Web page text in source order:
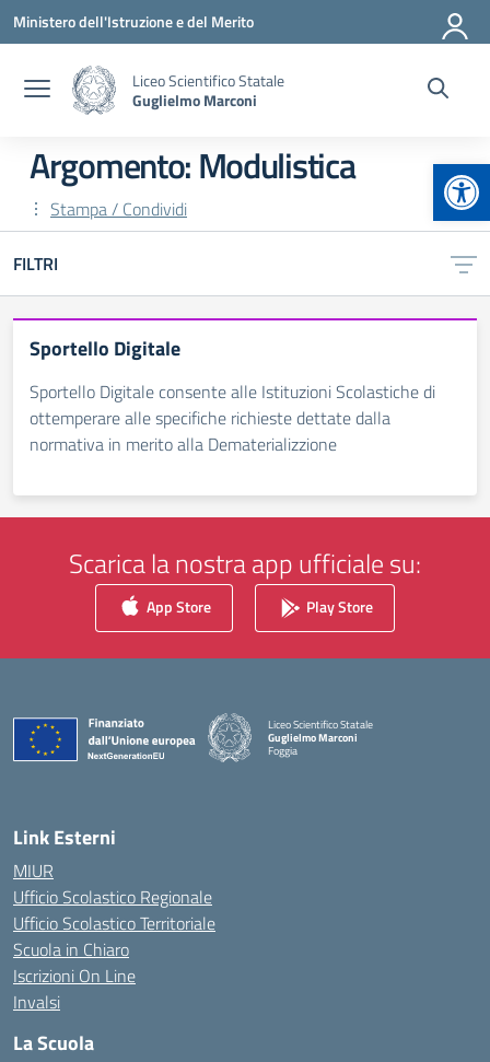
Vai ai contenuti
Vai al menu di navigazione
Vai al footer
Ministero dell'Istruzione e del Merito
Liceo Scientifico Statale
Guglielmo Marconi
Argomento: Modulistica
Stampa / Condividi
FILTRI
Sportello Digitale
Sportello Digitale consente alle Istituzioni Scolastiche di
ottemperare alle specifiche richieste dettate dalla
normativa in merito alla Dematerializzione
Scarica la nostra app ufficiale su:
App Store Play Store
Liceo Scientifico Statale
Guglielmo Marconi
Foggia
— Visita la pagina iniziale della scuola
Link Esterni
MIUR
Ufficio Scolastico Regionale
Ufficio Scolastico Territoriale
Scuola in Chiaro
Iscrizioni On Line
Invalsi
La Scuola